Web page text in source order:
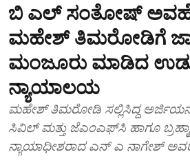
ಬಿ ಎಲ್‌ ಸಂತೋಷ್‌
ಮಹೇಶ್‌ ತಿಮರೋಡಿಗೆ
ಮಂಜೂರು ಮಾಡಿದ
ನ್ಯಾಯಾಲಯ
ಮಹೇಶ್‌ ತಿಮರೋಡಿ ಸಲ್ಲಿಸಿದ್ದ
ಸಿವಿಲ್‌ ಮತ್ತು ಜೆಎಂಎಫ್‌ಸಿ ಹಾಗೂ
ನ್ಯಾಯಾಧೀಶರಾದ ಎನ್‌ ಎ ನಾಗೇಶ್‌